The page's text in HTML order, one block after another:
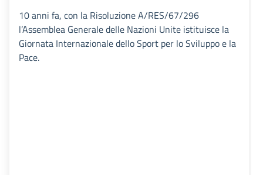
10 anni fa, con la Risoluzione A/RES/67/296
l’Assemblea Generale delle Nazioni Unite istituisce la
Giornata Internazionale dello Sport per lo Sviluppo e la
Pace.